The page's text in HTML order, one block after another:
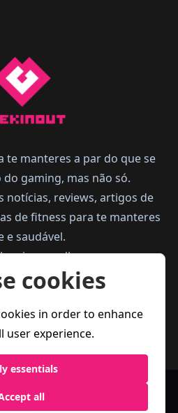
te manteres a par do que se
gaming, mas não só.
notícias, reviews, artigos de
de fitness para te manteres
e saudável.
joga melhor.
de
cookies
in order to enhance
user experience.
essentials
all